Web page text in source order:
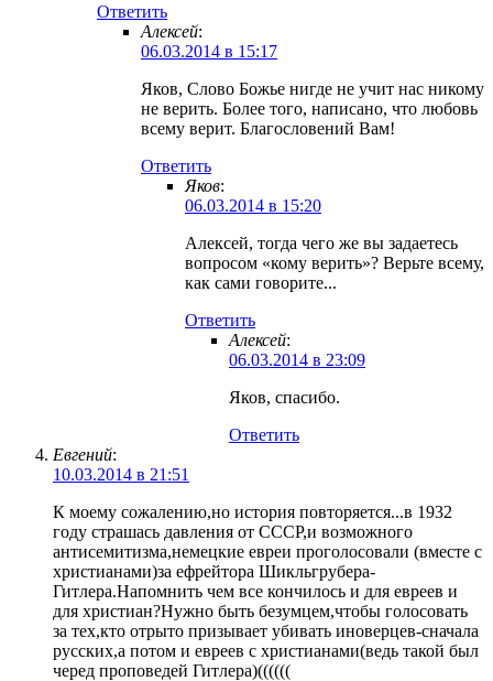
Ответить
Алексей:
06.03.2014 в 15:17
Яков, Слово Божье нигде не учит нас никому
не верить. Более того, написано, что любовь
всему верит. Благословений Вам!
Ответить
Яков:
06.03.2014 в 15:20
Алексей, тогда чего же вы задаетесь
вопросом «кому верить»? Верьте всему,
как сами говорите...
Ответить
Алексей:
06.03.2014 в 23:09
Яков, спасибо.
Ответить
Евгений:
10.03.2014 в 21:51
К моему сожалению,но история повторяется...в 1932
году страшась давления от СССР,и возможного
антисемитизма,немецкие евреи проголосовали (вместе с
христианами)за ефрейтора Шикльгрубера-
Гитлера.Напомнить чем все кончилось и для евреев и
для христиан?Нужно быть безумцем,чтобы голосовать
за тех,кто отрыто призывает убивать иноверцев-сначала
русских,а потом и евреев с христианами(ведь такой был
черед проповедей Гитлера)((((((